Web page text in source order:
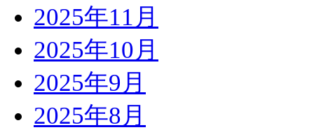
2025年11月
2025年10月
2025年9月
2025年8月